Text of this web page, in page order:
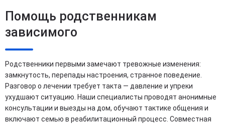
Помощь родственникам
зависимого
Родственники первыми замечают тревожные изменения:
замкнутость, перепады настроения, странное поведение.
Разговор о лечении требует такта — давление и упреки
ухудшают ситуацию. Наши специалисты проводят анонимные
консультации и выезды на дом, обучают тактике общения и
включают семью в реабилитационный процесс. Совместная